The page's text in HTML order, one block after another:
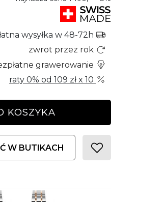
wysyłka w 48-72h
zwrot przez rok
grawerowanie
raty 0% od 109 złx 10
KOSZYKA
W BUTIKACH